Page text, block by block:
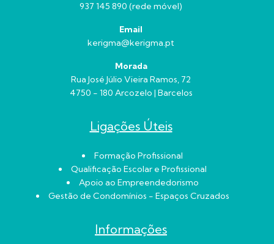
937 145 890 (rede móvel)
Email
kerigma@kerigma.pt
Morada
Rua José Júlio Vieira Ramos, 72
4750 - 180 Arcozelo | Barcelos
Ligações Úteis
Formação Profissional
Qualificação Escolar e Profissional
Apoio ao Empreendedorismo
Gestão de Condomínios - Espaços Cruzados
Informações